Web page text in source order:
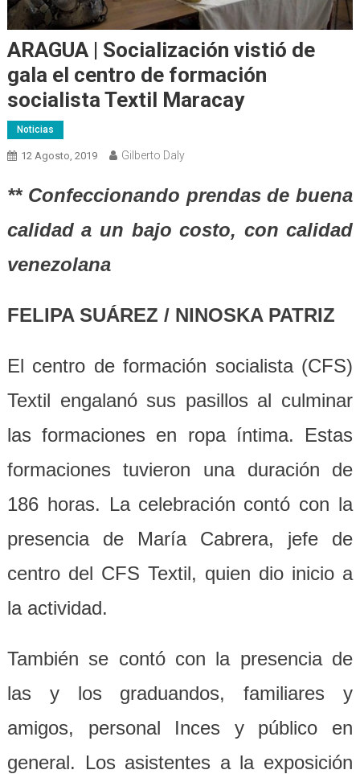
ARAGUA | Socialización vistió de
gala el centro de formación
socialista Textil Maracay
Noticias
12 Agosto, 2019 Gilberto Daly
** Confeccionando prendas de buena
calidad a un bajo costo, con calidad
venezolana
FELIPA SUÁREZ / NINOSKA PATRIZ
El centro de formación socialista (CFS)
Textil engalanó sus pasillos al culminar
las formaciones en ropa íntima. Estas
formaciones tuvieron una duración de
186 horas. La celebración contó con la
presencia de María Cabrera, jefe de
centro del CFS Textil, quien dio inicio a
la actividad.
También se contó con la presencia de
las y los graduandos, familiares y
amigos, personal Inces y público en
general. Los asistentes a la exposición